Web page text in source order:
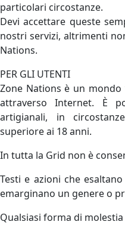
particolari circostanze.
Devi accettare queste
nostri servizi, altrimenti
Nations.
PER GLI UTENTI
Zone Nations è un
attraverso Internet. È
artigianali, in
superiore ai 18 anni.
In tutta la Grid non è
Testi e azioni che
emarginano un genere o
Qualsiasi forma di